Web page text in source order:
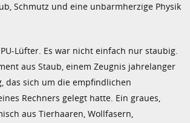
Schmutz und eine unbarmherzige Physik
Lüfter. Es war nicht einfach nur staubig.
aus Staub, einem Zeugnis jahrelanger
das sich um die empfindlichen
Rechners gelegt hatte. Ein graues,
aus Tierhaaren, Wollfasern,